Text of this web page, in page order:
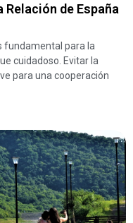
de España
fundamental para la
cuidadoso. Evitar la
para una cooperación